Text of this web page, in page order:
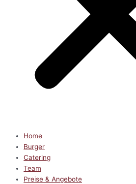
Home
Burger
Catering
Team
Preise & Angebote